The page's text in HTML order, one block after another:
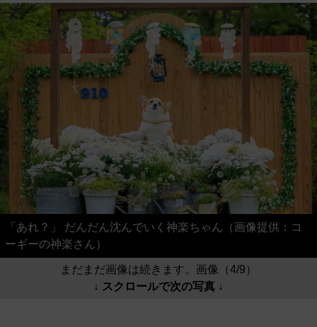
「あれ？」 だんだん沈んでいく神楽ちゃん（画像提供：コ
ーギーの神楽さん）
まだまだ画像は続きます。画像（4/9）
↓ スクロールで次の写真 ↓